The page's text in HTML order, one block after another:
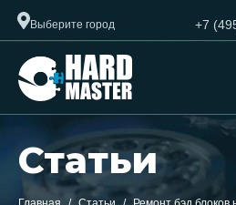
Выберите город +7
Статьи